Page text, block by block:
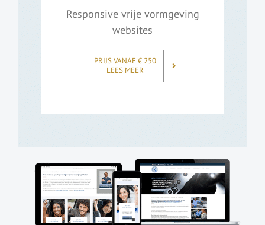
Responsive vrije vormgeving
websites
PRIJS VANAF € 250
LEES MEER